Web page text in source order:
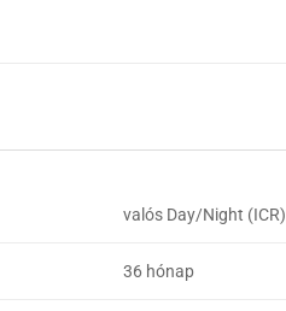
valós Day/Night (ICR)
36 hónap